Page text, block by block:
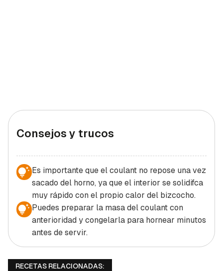
Consejos y trucos
Es importante que el coulant no repose una vez
sacado del horno, ya que el interior se solidifca
muy rápido con el propio calor del bizcocho.
Puedes preparar la masa del coulant con
anterioridad y congelarla para hornear minutos
antes de servir.
RECETAS RELACIONADAS: